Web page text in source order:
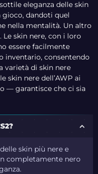
eleganza delle skin
gioco, dandoti quel
nella mentalità. Un altro
skin nere, con i loro
essere facilmente
inventario, consentendo
varietà di skin nere
skin nere dell’AWP ai
— garantisce che ci sia
skin più nere e
completamente nero